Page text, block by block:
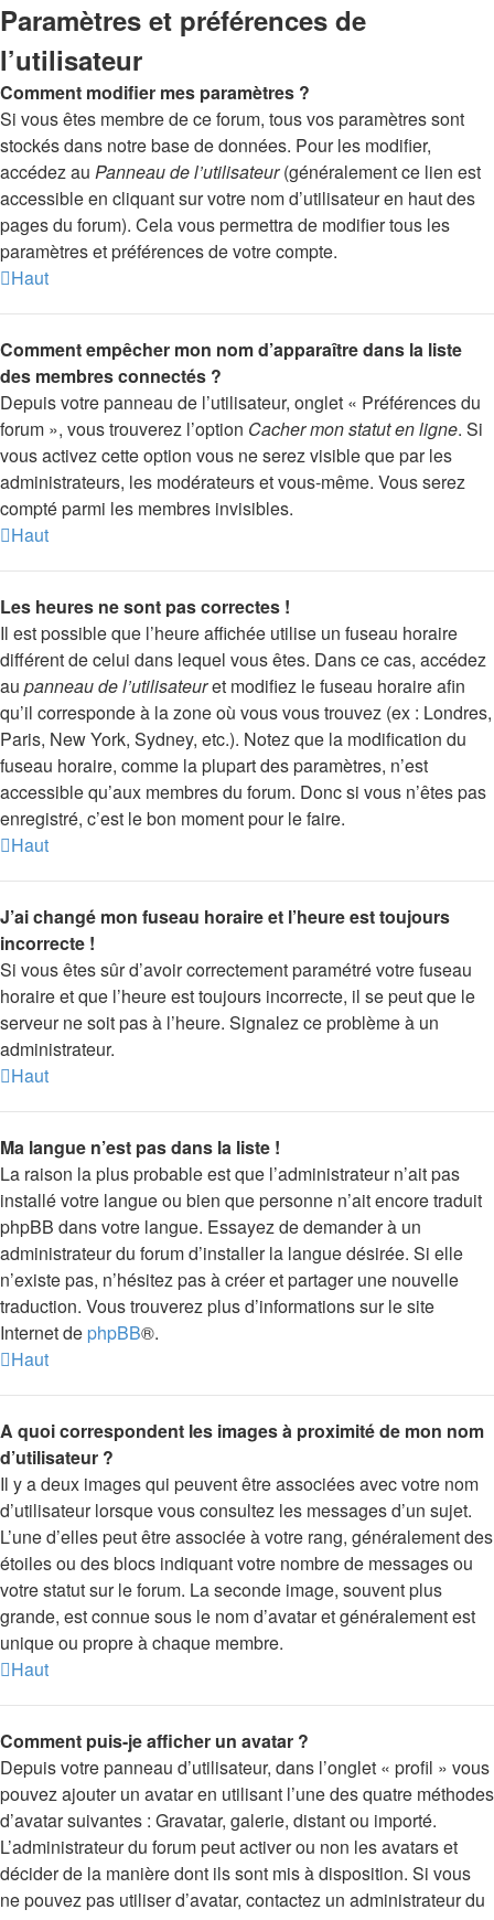
Paramètres et préférences de
l’utilisateur
Comment modifier mes paramètres ?
Si vous êtes membre de ce forum, tous vos paramètres sont
stockés dans notre base de données. Pour les modifier,
accédez au Panneau de l’utilisateur(généralement ce lien est
accessible en cliquant sur votre nom d’utilisateur en haut des
pages du forum). Cela vous permettra de modifier tous les
paramètres et préférences de votre compte.
Haut
Comment empêcher mon nom d’apparaître dans la liste
des membres connectés ?
Depuis votre panneau de l’utilisateur, onglet « Préférences du
forum », vous trouverez l’option Cacher mon statut en ligne. Si
vous activez cette option vous ne serez visible que par les
administrateurs, les modérateurs et vous-même. Vous serez
compté parmi les membres invisibles.
Haut
Les heures ne sont pas correctes !
Il est possible que l’heure affichée utilise un fuseau horaire
différent de celui dans lequel vous êtes. Dans ce cas, accédez
au panneau de l’utilisateuret modifiez le fuseau horaire afin
qu’il corresponde à la zone où vous vous trouvez (ex : Londres,
Paris, New York, Sydney, etc.). Notez que la modification du
fuseau horaire, comme la plupart des paramètres, n’est
accessible qu’aux membres du forum. Donc si vous n’êtes pas
enregistré, c’est le bon moment pour le faire.
Haut
J’ai changé mon fuseau horaire et l’heure est toujours
incorrecte !
Si vous êtes sûr d’avoir correctement paramétré votre fuseau
horaire et que l’heure est toujours incorrecte, il se peut que le
serveur ne soit pas à l’heure. Signalez ce problème à un
administrateur.
Haut
Ma langue n’est pas dans la liste !
La raison la plus probable est que l’administrateur n’ait pas
installé votre langue ou bien que personne n’ait encore traduit
phpBB dans votre langue. Essayez de demander à un
administrateur du forum d’installer la langue désirée. Si elle
n’existe pas, n’hésitez pas à créer et partager une nouvelle
traduction. Vous trouverez plus d’informations sur le site
Internet de phpBB®.
Haut
A quoi correspondent les images à proximité de mon nom
d’utilisateur ?
Il y a deux images qui peuvent être associées avec votre nom
d’utilisateur lorsque vous consultez les messages d’un sujet.
L’une d’elles peut être associée à votre rang, généralement des
étoiles ou des blocs indiquant votre nombre de messages ou
votre statut sur le forum. La seconde image, souvent plus
grande, est connue sous le nom d’avatar et généralement est
unique ou propre à chaque membre.
Haut
Comment puis-je afficher un avatar ?
Depuis votre panneau d’utilisateur, dans l’onglet « profil » vous
pouvez ajouter un avatar en utilisant l’une des quatre méthodes
d’avatar suivantes : Gravatar, galerie, distant ou importé.
L’administrateur du forum peut activer ou non les avatars et
décider de la manière dont ils sont mis à disposition. Si vous
ne pouvez pas utiliser d’avatar, contactez un administrateur du